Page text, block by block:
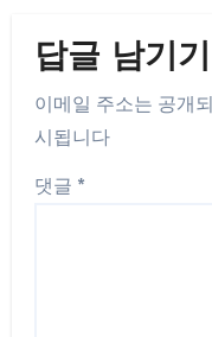
답글 남기기
이메일 주소는 공개
시됩니다
댓글 *